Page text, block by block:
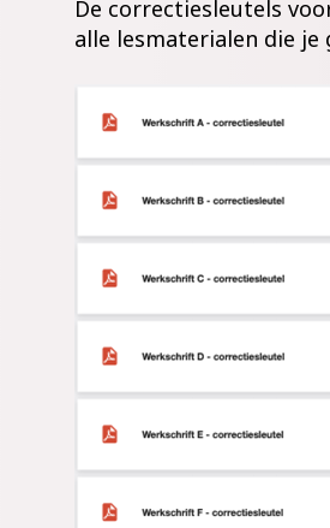
De correctiesleutels
alle lesmaterialen die